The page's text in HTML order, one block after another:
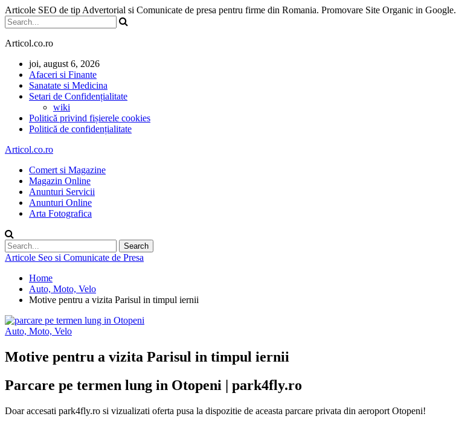
Articole SEO de tip Advertorial si Comunicate de presa pentru firme din Romania. Promovare Site Organic in Google.
Articol.co.ro
joi, august 6, 2026
Afaceri si Finante
Sanatate si Medicina
Setari de Confidențialitate
wiki
Politică privind fișierele cookies
Politică de confidențialitate
Articol.co.ro
Comert si Magazine
Magazin Online
Anunturi Servicii
Anunturi Online
Arta Fotografica
Articole Seo si Comunicate de Presa
Home
Auto, Moto, Velo
Motive pentru a vizita Parisul in timpul iernii
Auto, Moto, Velo
Motive pentru a vizita Parisul in timpul iernii
Parcare pe termen lung in Otopeni | park4fly.ro
Doar accesati park4fly.ro si vizualizati oferta pusa la dispozitie de aceasta parcare privata din aeroport Otopeni!